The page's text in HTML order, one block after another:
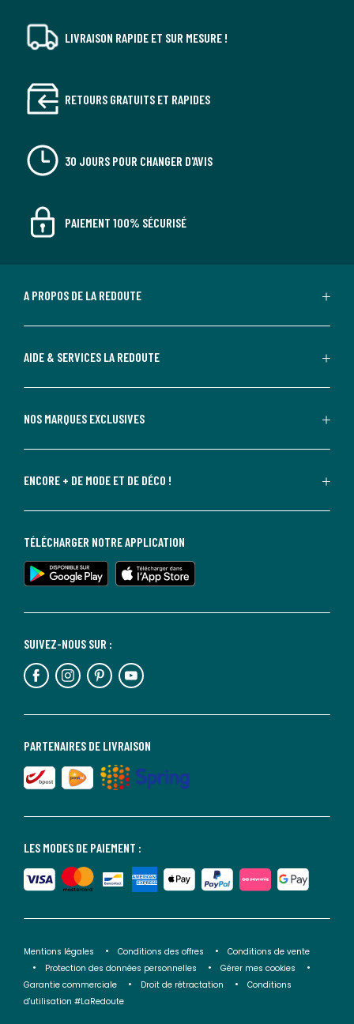
LIVRAISON RAPIDE ET SUR MESURE !
RETOURS GRATUITS ET RAPIDES
30 JOURS POUR CHANGER D'AVIS
PAIEMENT 100% SÉCURISÉ
A PROPOS DE LA REDOUTE
AIDE & SERVICES LA REDOUTE
NOS MARQUES EXCLUSIVES
ENCORE + DE MODE ET DE DÉCO !
LES MODES DE PAIEMENT :
PARTENAIRES DE LIVRAISON
SUIVEZ-NOUS SUR :
TÉLÉCHARGER NOTRE APPLICATION
Mentions légales Conditions des offres
Conditions de vente
Protection des données personnelles
Gérer mes cookies
Garantie commerciale
Droit de rétractation
Conditions
d'utilisation #LaRedoute